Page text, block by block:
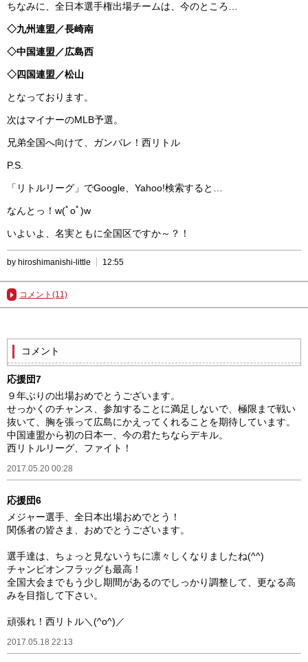
ちなみに、全日本選手権出場チームは、今のところ…
◇九州連盟／長崎南
◇中国連盟／広島西
◇四国連盟／松山
となっております。
次はマイナーのMLB予選。
兄弟全国へ向けて、ガンバレ！西リトル
P.S.
「リトルリーグ」でGoogle、Yahoo!検索すると…
なんとっ！w(ﾟoﾟ)w
いよいよ、名実ともに全国区ですか～？！
by hiroshimanishi-little 12:55
コメント(11)
コメント
応援団7
９年ぶりの出場おめでとうございます。
せっかくのチャンス、参加することに満足しないで、極限まで戦い
抜いて、胸を張って広島にかえってくれることを期待しています。
中国連盟から初の日本一、今の君たちならデキル。
西リトルリーグ、ファイト！
2017.05.20 00:28
応援団6
メジャー選手、全日本出場おめでとう！
関係者の皆さま、おめでとうございます。
選手達は、ちょっと見ないうちに凛々しくなりましたね(^^)
チャンピオンフラッグも最高！
全国大会までもう少し期間があるのでしっかり調整して、更なる高
みを目指して下さい。
頑張れ！西リトル＼(^o^)／
2017.05.18 22:13